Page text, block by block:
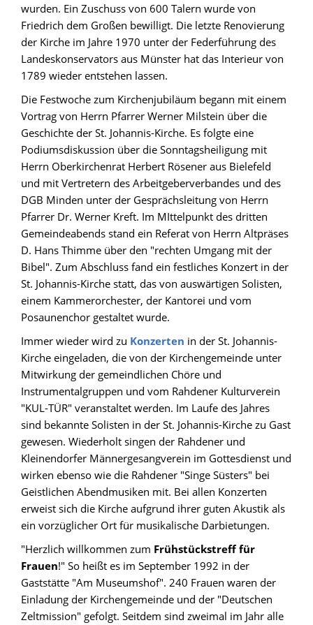
wurden. Ein Zuschuss von 600 Talern wurde von
Friedrich dem Großen bewilligt. Die letzte Renovierung
der Kirche im Jahre 1970 unter der Federführung des
Landeskonservators aus Münster hat das Interieur von
1789 wieder entstehen lassen.
Die Festwoche zum Kirchenjubiläum begann mit einem
Vortrag von Herrn Pfarrer Werner Milstein über die
Geschichte der St. Johannis-Kirche. Es folgte eine
Podiumsdiskussion über die Sonntagsheiligung mit
Herrn Oberkirchenrat Herbert Rösener aus Bielefeld
und mit Vertretern des Arbeitgeberverbandes und des
DGB Minden unter der Gesprächsleitung von Herrn
Pfarrer Dr. Werner Kreft. Im MIttelpunkt des dritten
Gemeindeabends stand ein Referat von Herrn Altpräses
D. Hans Thimme über den "rechten Umgang mit der
Bibel". Zum Abschluss fand ein festliches Konzert in der
St. Johannis-Kirche statt, das von auswärtigen Solisten,
einem Kammerorchester, der Kantorei und vom
Posaunenchor gestaltet wurde.
Immer wieder wird zu Konzerten in der St. Johannis-
Kirche eingeladen, die von der Kirchengemeinde unter
Mitwirkung der gemeindlichen Chöre und
Instrumentalgruppen und vom Rahdener Kulturverein
"KUL-TÜR" veranstaltet werden. Im Laufe des Jahres
sind bekannte Solisten in der St. Johannis-Kirche zu Gast
gewesen. Wiederholt singen der Rahdener und
Kleinendorfer Männergesangverein im Gottesdienst und
wirken ebenso wie die Rahdener "Singe Süsters" bei
Geistlichen Abendmusiken mit. Bei allen Konzerten
erweist sich die Kirche aufgrund ihrer guten Akustik als
ein vorzüglicher Ort für musikalische Darbietungen.
"Herzlich willkommen zum Frühstückstreff für
Frauen!" So heißt es im September 1992 in der
Gaststätte "Am Museumshof". 240 Frauen waren der
Einladung der Kirchengemeinde und der "Deutschen
Zeltmission" gefolgt. Seitdem sind zweimal im Jahr alle